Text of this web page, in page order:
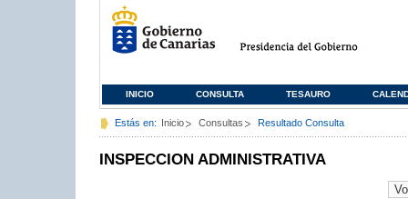
INICIO CONSULTA TESAURO
Estás en: Inicio Consultas Resultado Consulta
INSPECCION ADMINISTRATIVA